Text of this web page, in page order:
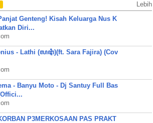
Lebih
Genteng! Kisah Keluarga Nus K
Diri...
- Lathi (ꦭꦛꦶ)(ft. Sara Fajira) (Cov
- Banyu Moto - Dj Santuy Full Bas
P3MERKOSAAN PAS PRAKT